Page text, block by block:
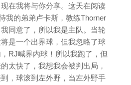
在我将与你分享。这天在阅读
我的弟弟卢卡斯，教练Thorner
同意了，所以我是主队。当轮
是一个出界球，但我忽略了球
RJ喊界内球！所以我跑了，但
太快了，我想我会被判出局，
，球滚到左外野，当左外野手